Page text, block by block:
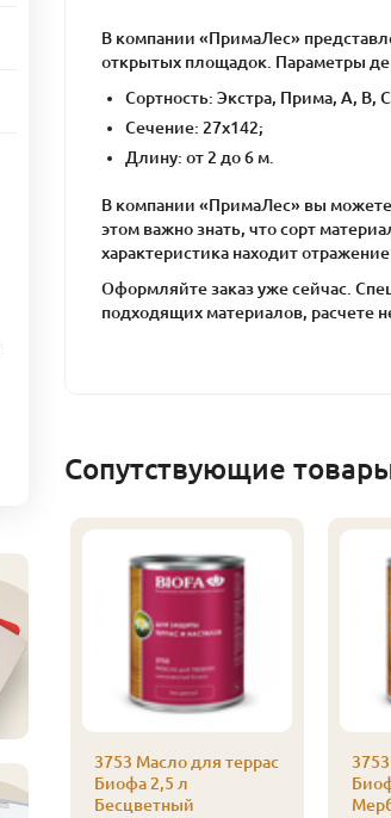
В компании «ПримаЛес»
открытых площадок. Параметры
Сортность: Экстра, Прима, А, В,
Сечение: 27х142;
Длину: от 2 до 6 м.
В компании «ПримаЛес» вы можете
этом важно знать, что сорт
характеристика находит
Оформляйте заказ уже сейчас.
подходящих материалов, расчете
Сопутствующие
3753 Масло для террас
Биофа 2,5 л
Бесцветный